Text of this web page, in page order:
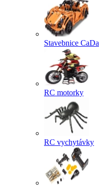
Stavebnice CaDa
RC motorky
RC vychytávky